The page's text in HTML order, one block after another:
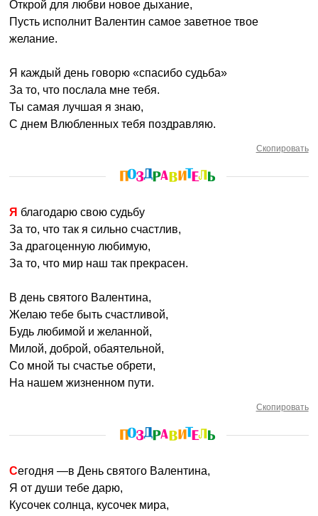
Открой для любви новое дыхание,
Пусть исполнит Валентин самое заветное твое
желание.
Я каждый день говорю «спасибо судьба»
За то, что послала мне тебя.
Ты самая лучшая я знаю,
С днем Влюбленных тебя поздравляю.
Скопировать
Я благодарю свою судьбу
За то, что так я сильно счастлив,
За драгоценную любимую,
За то, что мир наш так прекрасен.
В день святого Валентина,
Желаю тебе быть счастливой,
Будь любимой и желанной,
Милой, доброй, обаятельной,
Со мной ты счастье обрети,
На нашем жизненном пути.
Скопировать
Сегодня —в День святого Валентина,
Я от души тебе дарю,
Кусочек солнца, кусочек мира,